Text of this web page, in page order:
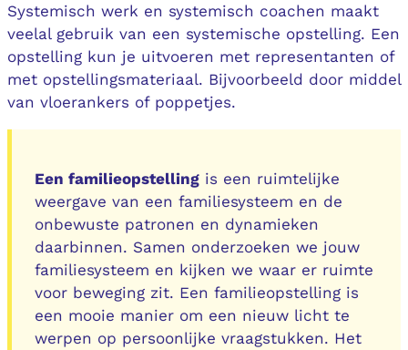
Systemisch werk en systemisch coachen maakt
veelal gebruik van een systemische opstelling. Een
opstelling kun je uitvoeren met representanten of
met opstellingsmateriaal. Bijvoorbeeld door middel
van vloerankers of poppetjes.
Een familieopstellingis een ruimtelijke
weergave van een familiesysteem en de
onbewuste patronen en dynamieken
daarbinnen. Samen onderzoeken we jouw
familiesysteem en kijken we waar er ruimte
voor beweging zit. Een familieopstelling is
een mooie manier om een nieuw licht te
werpen op persoonlijke vraagstukken. Het